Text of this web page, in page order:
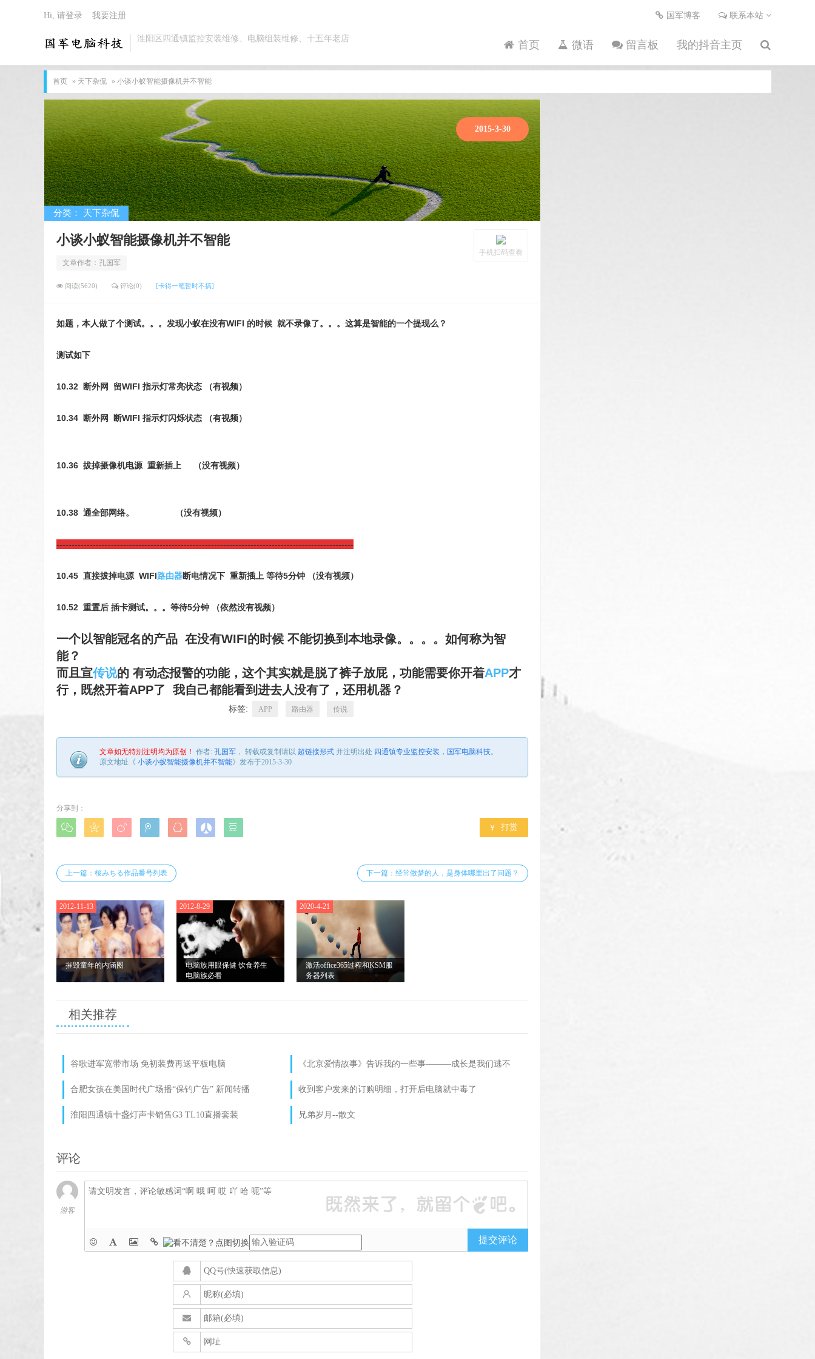
淮阳区四通镇监控安装维修、电脑组装维修、十五年老店
首页 微语 留言板 我的抖音主页
国军博客 联系本站
Hi, 请登录 我要注册
首页 » 天下杂侃 » 小谈小蚁智能摄像机并不智能
2015-3-30
分类： 天下杂侃
小谈小蚁智能摄像机并不智能
文章作者： 孔国军
手机扫码查看
阅读(5620) 评论(0) [卡得一笔暂时不搞]
如题，本人做了个测试。。。发现小蚁在没有WIFI 的时候 就不录像了。。。这算是智能的一个提现么？
测试如下
10.32 断外网 留WIFI 指示灯常亮状态 （有视频）
10.34 断外网 断WIFI 指示灯闪烁状态 （有视频）
10.36 拔掉摄像机电源 重新插上 （没有视频）
10.38 通全部网络。 （没有视频）
--------------------------------------------------------------------------------------------------
10.45 直接拔掉电源 WIFI路由器断电情况下 重新插上 等待5分钟 （没有视频）
10.52 重置后 插卡测试。。。等待5分钟 （依然没有视频）
一个以智能冠名的产品 在没有WIFI的时候 不能切换到本地录像。。。。如何称为智
能？
而且宣传说的 有动态报警的功能，这个其实就是脱了裤子放屁，功能需要你开着APP才
行，既然开着APP了 我自己都能看到进去人没有了，还用机器？
标签: APP 路由器 传说
文章如无特别注明均为原创！ 作者: 孔国军 ， 转载或复制请以 超链接形式 并注明出处 四通镇专业监控安装，国军电脑科技。
原文地址《 小谈小蚁智能摄像机并不智能》发布于2015-3-30
分享到：
        打赏
上一篇：桜みちる作品番号列表 下一篇：经常做梦的人，是身体哪里出了问题？
摧毁童年的内涵图
2012-11-13
电脑族用眼保健 饮食养生
电脑族必看
2012-8-29
激活office365过程和KSM服
务器列表
2020-4-21
相关推荐
谷歌进军宽带市场 免初装费再送平板电脑
《北京爱情故事》告诉我的一些事———成长是我们逃不
合肥女孩在美国时代广场播“保钓广告” 新闻转播
收到客户发来的订购明细，打开后电脑就中毒了
淮阳四通镇十盏灯声卡销售G3 TL10直播套装 兄弟岁月--散文
评论
游客
提交评论